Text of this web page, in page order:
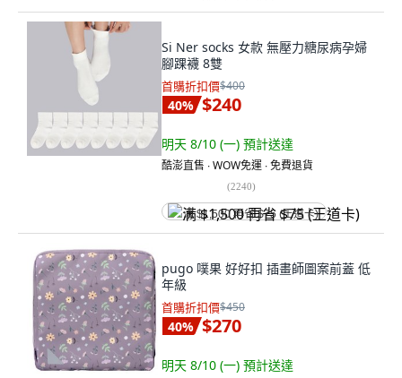
Si Ner socks 女款 無壓力糖尿病孕婦
腳踝襪 8雙
首購折扣價$400
40% $240
明天 8/10 (一) 預計送達
酷澎直售 ∙ WOW免運 ∙ 免費退貨
(2240)
满 $1,500 再省 $75 (王道卡)
pugo 噗果 好好扣 插畫師圖案前蓋 低
年級
首購折扣價$450
40% $270
明天 8/10 (一) 預計送達